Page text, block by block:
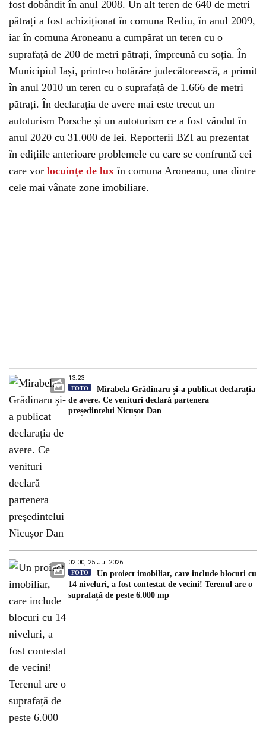
fost dobândit în anul 2008. Un alt teren de 640 de metri
pătrați a fost achiziționat în comuna Rediu, în anul 2009,
iar în comuna Aroneanu a cumpărat un teren cu o
suprafață de 200 de metri pătrați, împreună cu soția. În
Municipiul Iași, printr-o hotărâre judecătorească, a primit
în anul 2010 un teren cu o suprafață de 1.666 de metri
pătrați. În declarația de avere mai este trecut un
autoturism Porsche și un autoturism ce a fost vândut în
anul 2020 cu 31.000 de lei. Reporterii BZI au prezentat
în edițiile anterioare problemele cu care se confruntă cei
care vor locuințe de lux în comuna Aroneanu, una dintre
cele mai vânate zone imobiliare.
13:23
FOTO
Mirabela Grădinaru și-a publicat declarația
de avere. Ce venituri declară partenera
președintelui Nicușor Dan
02:00, 25 Jul 2026
FOTO
Un proiect imobiliar, care include blocuri cu
14 niveluri, a fost contestat de vecini! Terenul are o
suprafață de peste 6.000 mp